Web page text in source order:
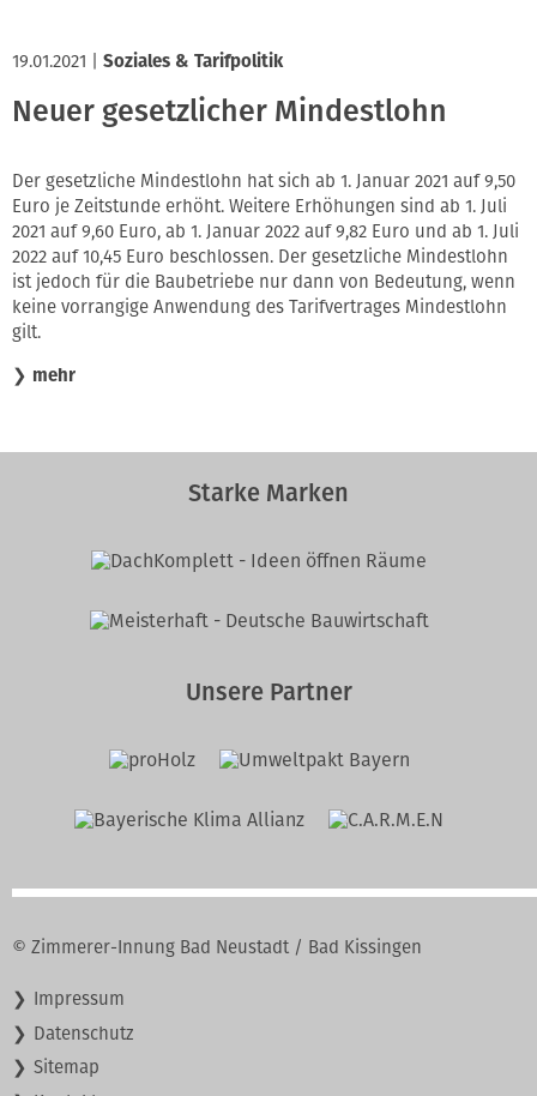
19.01.2021 Soziales & Tarifpolitik
Neuer gesetzlicher Mindestlohn
Der gesetzliche Mindestlohn hat sich ab 1. Januar 2021 auf 9,50
Euro je Zeitstunde erhöht. Weitere Erhöhungen sind ab 1. Juli
2021 auf 9,60 Euro, ab 1. Januar 2022 auf 9,82 Euro und ab 1. Juli
2022 auf 10,45 Euro beschlossen. Der gesetzliche Mindestlohn
ist jedoch für die Baubetriebe nur dann von Bedeutung, wenn
keine vorrangige Anwendung des Tarifvertrages Mindestlohn
gilt.
❯ mehr
Starke Marken
Unsere Partner
© Zimmerer-Innung Bad Neustadt / Bad Kissingen
Navigation
überspringen
Impressum
Datenschutz
Sitemap